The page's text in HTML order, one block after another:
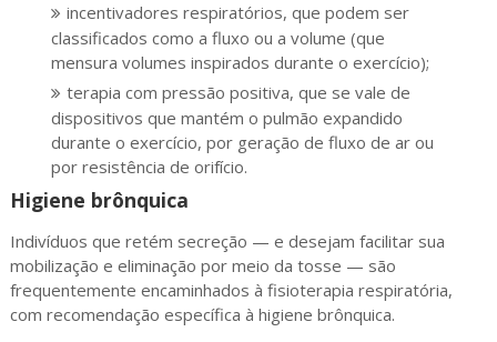
incentivadores respiratórios, que podem ser
classificados como a fluxo ou a volume (que
mensura volumes inspirados durante o exercício);
terapia com pressão positiva, que se vale de
dispositivos que mantém o pulmão expandido
durante o exercício, por geração de fluxo de ar ou
por resistência de orifício.
Higiene brônquica
Indivíduos que retém secreção — e desejam facilitar sua
mobilização e eliminação por meio da tosse — são
frequentemente encaminhados à fisioterapia respiratória,
com recomendação específica à higiene brônquica.